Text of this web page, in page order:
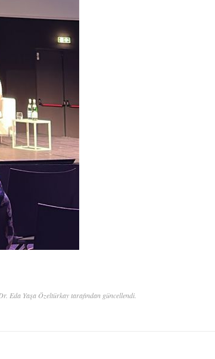
Eda Yaşa Özeltürkay tarafından güncellendi.